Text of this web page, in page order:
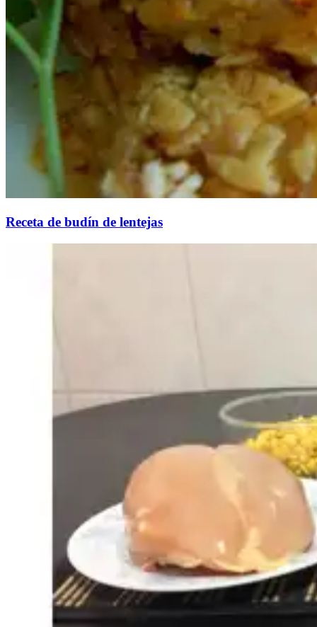
Receta de budín de lentejas